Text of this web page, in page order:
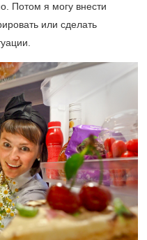
Потом я могу внести
или сделать